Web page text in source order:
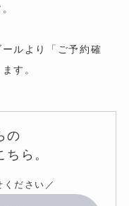
ルより「ご予約確
す。
の
ら。
ださい／